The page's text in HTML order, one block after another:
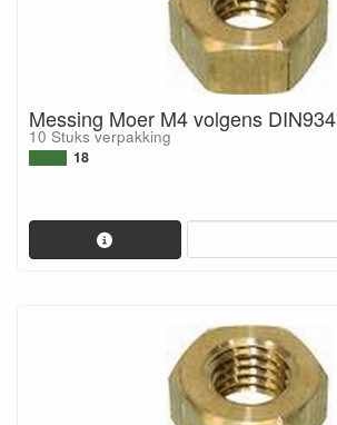
Messing Moer M4 volgens DIN934
10 Stuks verpakking
18